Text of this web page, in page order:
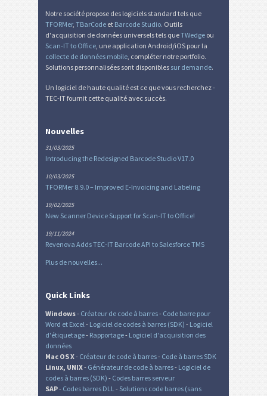
Notre société propose des logiciels standard tels que
TFORMer, TBarCode et Barcode Studio. Outils
d'acquisition de données universels tels queTWedge ou
Scan-IT to Office, une application Android/iOS pour la
collecte de données mobile, compléter notre portfolio.
Solutions personnalisées sont disponibles sur demande.
Un logiciel de haute qualité est ce que vous recherchez -
TEC-IT fournit cette qualité avec succès.
Nouvelles
31/03/2025
Introducing the Redesigned Barcode Studio V17.0
10/03/2025
TFORMer 8.9.0 – Improved E-Invoicing and Labeling
19/02/2025
New Scanner Device Support for Scan-IT to Office!
19/11/2024
Revenova Adds TEC-IT Barcode API to Salesforce TMS
Plus de nouvelles...
Quick Links
Windows- Créateur de code à barres- Code barre pour
Word et Excel- Logiciel de codes à barres (SDK) - Logiciel
d'étiquetage- Rapportage- Logiciel d'acquisition des
données
Mac OS X- Créateur de code à barres- Code à barres SDK
Linux, UNIX- Générateur de code à barres- Logiciel de
codes à barres (SDK) - Codes barres serveur
SAP- Codes barres DLL- Solutions code barres (sans